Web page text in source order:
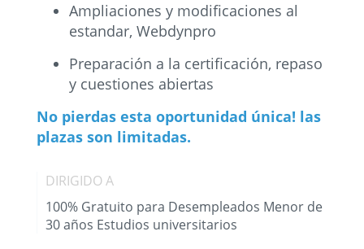
Ampliaciones y modificaciones al
estandar, Webdynpro
Preparación a la certificación, repaso
y cuestiones abiertas
No pierdas esta oportunidad única! las
plazas son limitadas.
DIRIGIDO A
100% Gratuito para Desempleados Menor de
30 años Estudios universitarios